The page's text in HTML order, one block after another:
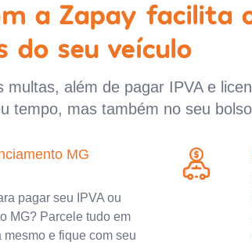
a Zapay facilita
do seu veículo
além de pagar IPVA e
tempo, mas também no seu
MG
pagar seu IPVA ou
MG? Parcele tudo em
mesmo e fique com seu